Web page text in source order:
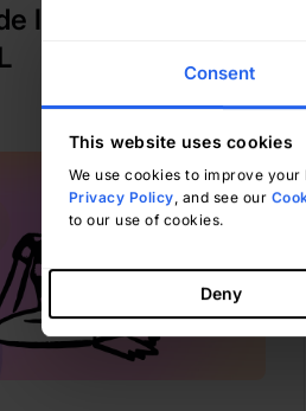
Consent
This website uses cookies
We use cookies to improve
Privacy Policy, and see our
to our use of cookies.
Deny
la stratégie de